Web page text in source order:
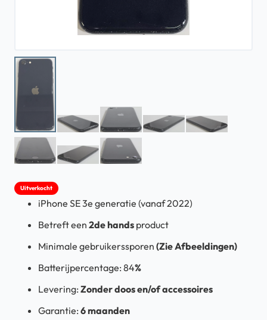
Uitverkocht
iPhone SE 3e generatie (vanaf 2022)
Betreft een 2de hands product
Minimale gebruikerssporen (Zie Afbeeldingen)
Batterijpercentage: 84%
Levering: Zonder doos en/of accessoires
Garantie: 6 maanden